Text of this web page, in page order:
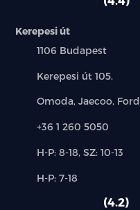
Kerepesi út
Település:
1106 Budapest
Cím:
Kerepesi út 105.
Márkák:
Omoda, Jaecoo, Ford
Telefon:
+36 1 260 5050
Új-
használt
H-P: 8-18, SZ: 10-13
Alkatrész,
H-P: 7-18
4.2